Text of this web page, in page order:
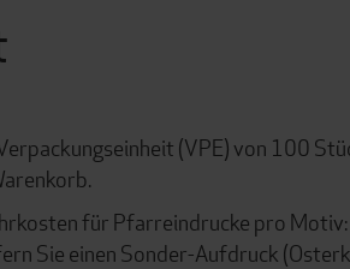
(VPE) von 100
für Pfarreindrucke pro
Sie einen Sonder-Aufdruck